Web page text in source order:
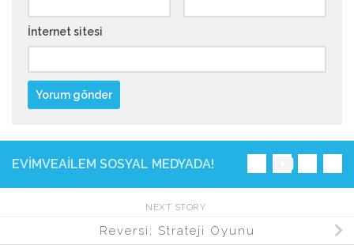
İnternet sitesi
EVIMVEAILEM SOSYAL MEDYADA!
NEXT STORY
Reversi; Strateji Oyunu